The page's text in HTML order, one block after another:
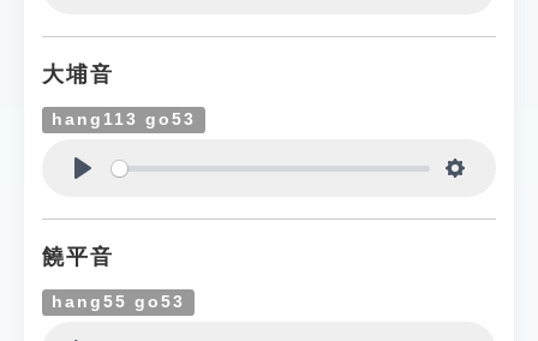
大埔音
hang113 go53
饒平音
hang55 go53